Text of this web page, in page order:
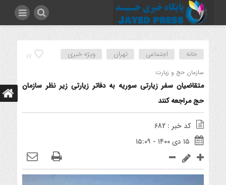
17 خانه اجتماعی تهران ویژه خبری
سازمان حج و زیارت:
متقاضیان سفر زیارتی سوریه به دفاتر زیارتی زیر نظر سازمان
حج مراجعه کنند
کد خبر : 682
۱۵ دی ۱۴۰۰ - ۱۵:۰۹